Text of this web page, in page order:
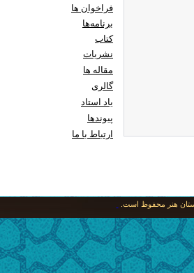
فراخوان ها
برنامه‌ها
کتاب
نشریات
مقاله ها
گالری
یاد استاد
پيوندها
ارتباط با ما
هنر محفوظ است.